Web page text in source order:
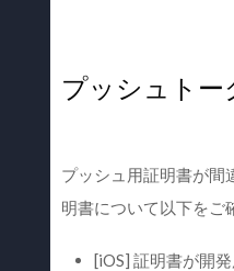
プッシュトー
プッシュ用証明書が
明書について以下をご
[iOS] 証明書が開